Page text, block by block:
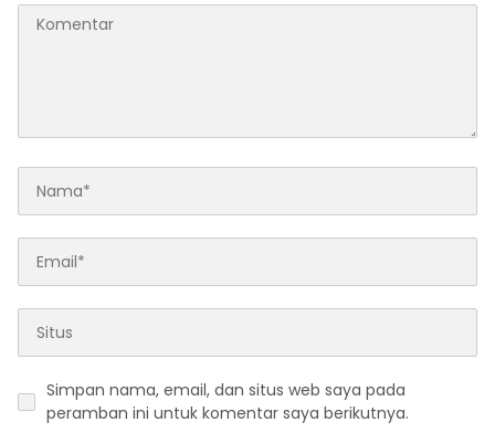
Simpan nama, email, dan situs web saya pada
peramban ini untuk komentar saya berikutnya.